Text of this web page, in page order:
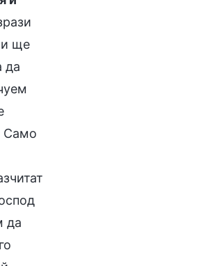
и ще
да
Само
да